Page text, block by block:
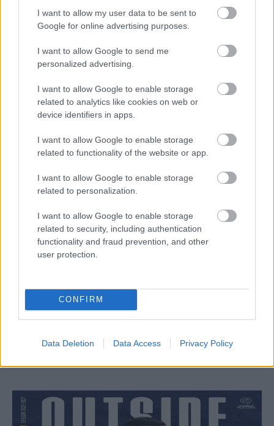
I want to allow my user data to be sent to
Google for online advertising purposes.
I want to allow Google to send me
personalized advertising.
I want to allow Google to enable storage
related to analytics like cookies on web or
device identifiers in apps.
I want to allow Google to enable storage
related to functionality of the website or app.
I want to allow Google to enable storage
related to personalization.
I want to allow Google to enable storage
related to security, including authentication
functionality and fraud prevention, and other
user protection.
CONFIRM
Data Deletion Data Access Privacy Policy
παντού…